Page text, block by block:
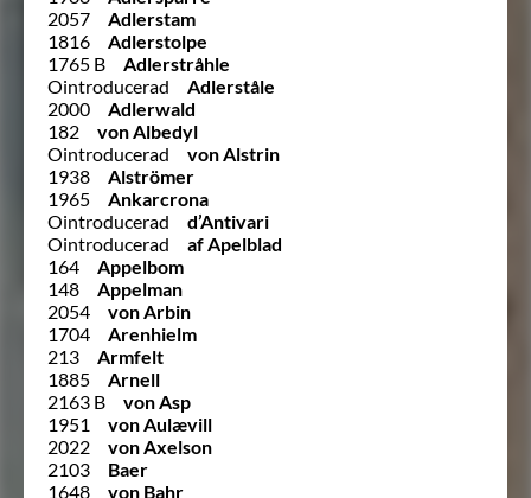
2057
Adlerstam
1816
Adlerstolpe
1765 B
Adlerstråhle
Ointroducerad
Adlerståle
2000
Adlerwald
182
von Albedyl
Ointroducerad
von Alstrin
1938
Alströmer
1965
Ankarcrona
Ointroducerad
d’Antivari
Ointroducerad
af Apelblad
164
Appelbom
148
Appelman
2054
von Arbin
1704
Arenhielm
213
Armfelt
1885
Arnell
2163 B
von Asp
1951
von Aulævill
2022
von Axelson
2103
Baer
1648
von Bahr